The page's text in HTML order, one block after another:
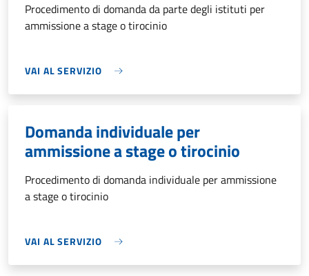
Procedimento di domanda da parte degli istituti per
ammissione a stage o tirocinio
VAI AL SERVIZIO
Domanda individuale per
ammissione a stage o tirocinio
Procedimento di domanda individuale per ammissione
a stage o tirocinio
VAI AL SERVIZIO